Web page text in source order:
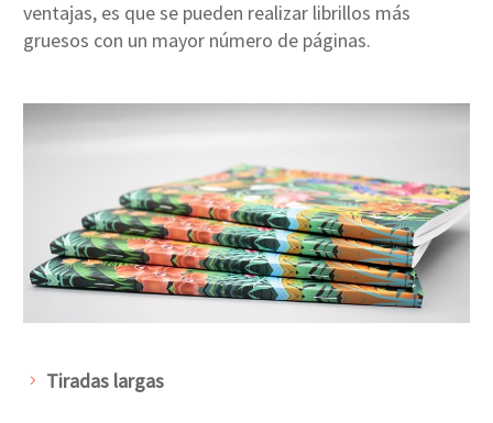
ventajas, es que se pueden realizar librillos más
gruesos con un mayor número de páginas.
Tiradas largas